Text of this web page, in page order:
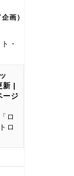
画）
・
新 |
ージ
ロ
ロ